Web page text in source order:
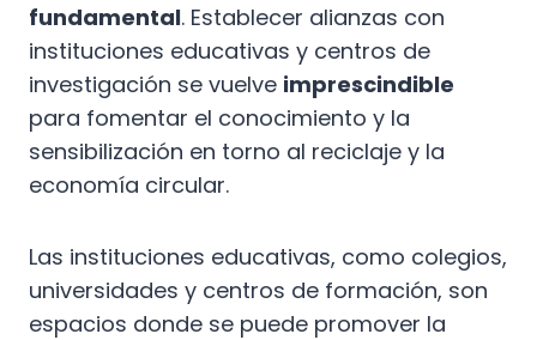
fundamental. Establecer alianzas con
instituciones educativas y centros de
investigación se vuelve imprescindible
para fomentar el conocimiento y la
sensibilización en torno al reciclaje y la
economía circular.
Las instituciones educativas, como colegios,
universidades y centros de formación, son
espacios donde se puede promover la